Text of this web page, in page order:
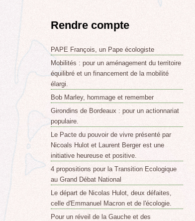
Rendre compte
PAPE François, un Pape écologiste
Mobilités : pour un aménagement du territoire
équilibré et un financement de la mobilité
élargi.
Bob Marley, hommage et remember
Girondins de Bordeaux : pour un actionnariat
populaire.
Le Pacte du pouvoir de vivre présenté par
Nicoals Hulot et Laurent Berger est une
initiative heureuse et positive.
4 propositions pour la Transition Ecologique
au Grand Débat National
Le départ de Nicolas Hulot, deux défaites,
celle d'Emmanuel Macron et de l'écologie.
Pour un réveil de la Gauche et des